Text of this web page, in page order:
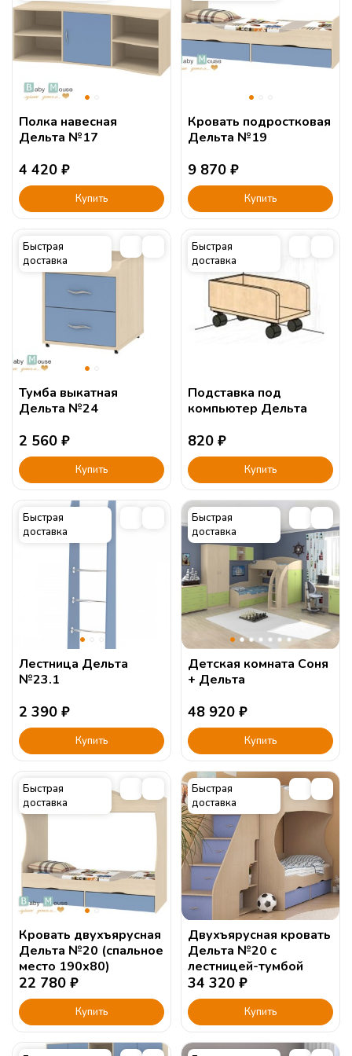
Кромка ПВХ 0,4мм пр-во Россия.
Гарантия 18 мес.
Сборка:
Полка навесная
Дельта №17
4 420 ₽
Купить
Кровать подростковая
Дельта №19
9 870 ₽
Купить
Быстрая
доставка
Тумба выкатная
Дельта №24
2 560 ₽
Купить
Быстрая
доставка
Подставка под
компьютер Дельта
820 ₽
Купить
Быстрая
доставка
Лестница Дельта
№23.1
2 390 ₽
Купить
Быстрая
доставка
Детская комната Соня
+ Дельта
48 920 ₽
Купить
Быстрая
доставка
Кровать двухъярусная
Дельта №20 (спальное
место 190х80)
22 780 ₽
Купить
Быстрая
доставка
Двухъярусная кровать
Дельта №20 с
лестницей-тумбой
34 320 ₽
Купить